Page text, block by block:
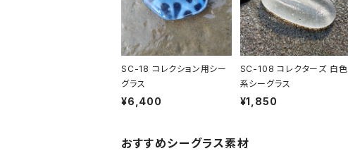
SC-18 コレクション用シー
グラス
¥6,400
SC-108 コレクターズ 白色
系シーグラス
¥1,850
おすすめシーグラス素材